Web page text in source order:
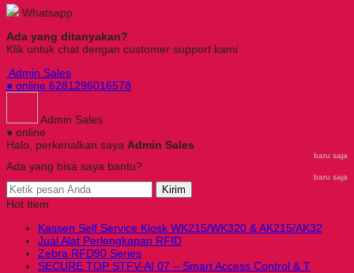
Whatsapp
Ada yang ditanyakan?
Klik untuk chat dengan customer support kami
Admin Sales
● online 6281296016578
Admin Sales
● online
Halo, perkenalkan saya Admin Sales
baru saja
Ada yang bisa saya bantu?
baru saja
Kirim
Hot Item
Kassen Self Service Kiosk WK215/WK320 & AK215/AK32
Jual Alat Perlengkapan RFID
Zebra RFD90 Series
SECURE TOP STFV-AI 07 – Smart Access Control & T